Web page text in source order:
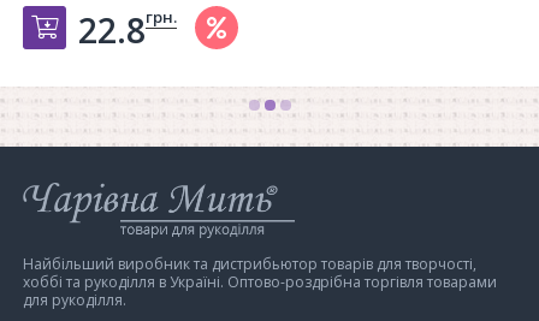
Добавить в корзину
22.8грн.
Інтернет-
магазин
Мить
Найбільший виробник та дистрибьютор товарів для творчості,
хоббі та рукоділля в Україні. Оптово-роздрібна торгівля товарами
для рукоділля.